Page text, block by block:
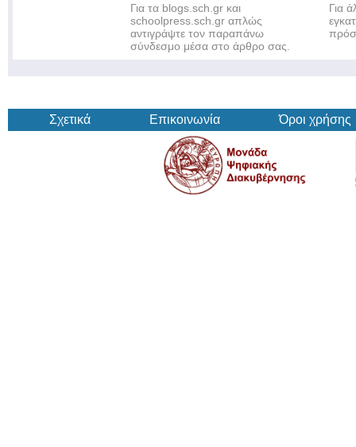
Για τα blogs.sch.gr και
schoolpress.sch.gr απλώς
αντιγράψτε τον παραπάνω
σύνδεσμο μέσα στο άρθρο σας.
Για
Σχετικά Επικοινωνία Όροι χρήσης